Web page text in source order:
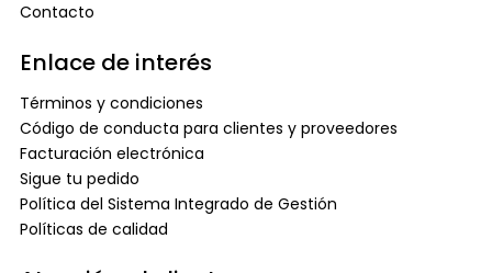
Contacto
Enlace de interés
Términos y condiciones
Código de conducta para clientes y proveedores
Facturación electrónica
Sigue tu pedido
Política del Sistema Integrado de Gestión
Políticas de calidad